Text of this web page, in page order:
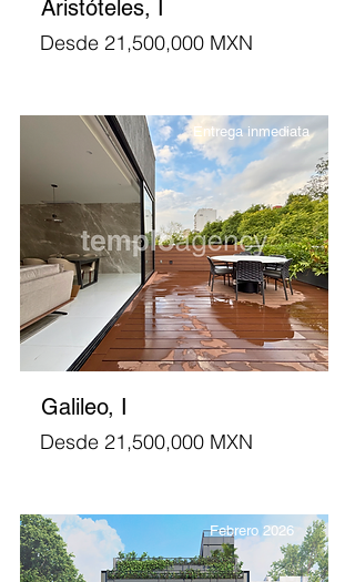
Aristóteles, I
Desde 21,500,000 MXN
Entrega inmediata
Galileo, I
Desde 21,500,000 MXN
Febrero 2026